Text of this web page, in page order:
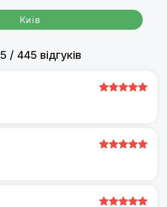
Київ
5 / 445 відгуків